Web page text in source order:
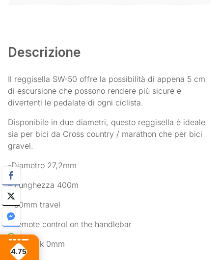
Descrizione
Il reggisella SW-50 offre la possibilità di appena 5 cm
di escursione che possono rendere più sicure e
divertenti le pedalate di ogni ciclista.
Disponibile in due diametri, questo reggisella è ideale
sia per bici da Cross country / marathon che per bici
gravel.
-Diametro 27,2mm
– Lunghezza 400m
– 50mm travel
– remote control on the handlebar
– Setback 0mm
4.75